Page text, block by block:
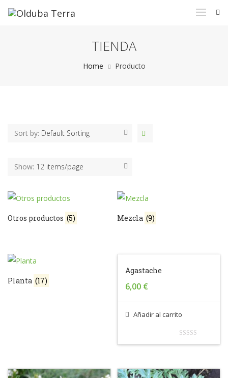
TIENDA
Home Producto
Sort by: Default Sorting
Show: 12 items/page
Otros productos (5) Mezcla (9)
Planta (17)
Agastache
6,00 €
Añadir al carrito
of